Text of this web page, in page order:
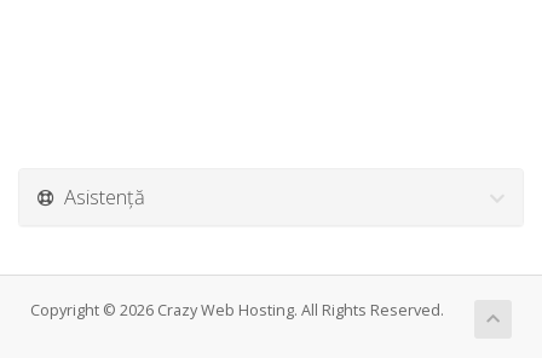
Asistență
Copyright © 2026 Crazy Web Hosting. All Rights Reserved.